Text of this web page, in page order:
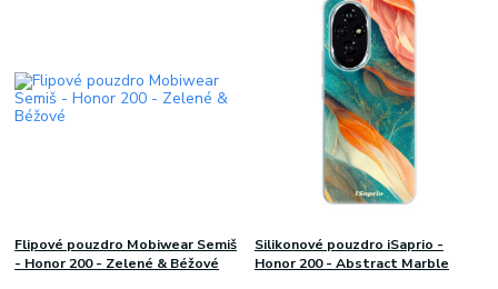
Flipové pouzdro Mobiwear Semiš
- Honor 200 - Zelené & Béžové
Silikonové pouzdro iSaprio -
Honor 200 - Abstract Marble